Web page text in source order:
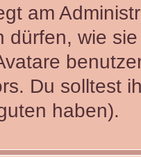
am
dürfen, wie
Du solltest
haben).